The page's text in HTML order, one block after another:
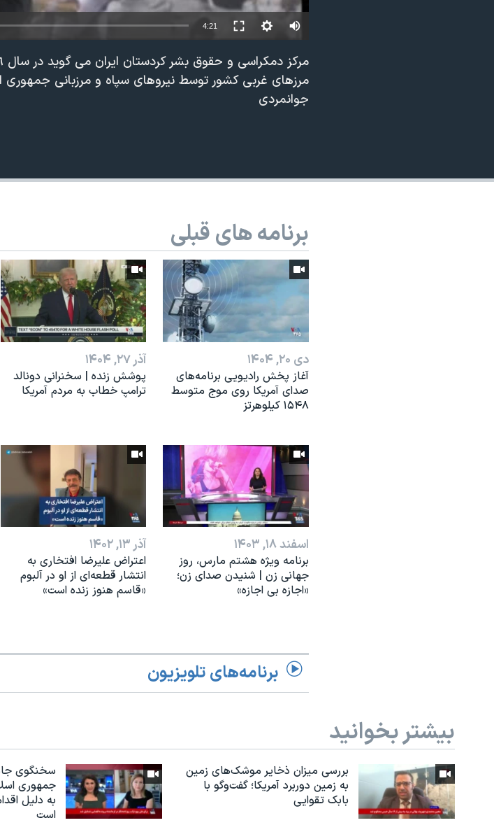
4:21
مرزهای غربی كشور توسط نيروهای سپاه و مرزبانی جمهوری
جوانمردی
برنامه های قبلی
دی ۲۰, ۱۴۰۴
آغاز پخش رادیویی برنامه‌های
صدای آمریکا روی موج متوسط
۱۵۴۸ کیلوهرتز
آذر ۲۷, ۱۴۰۴
پوشش زنده | سخنرانی دونالد
ترامپ خطاب به مردم آمریکا
اسفند ۱۸, ۱۴۰۳
برنامه ویژه هشتم مارس، روز
جهانی زن | شنیدن صدای زن؛
«اجازه بی اجازه»
آذر ۱۳, ۱۴۰۲
اعتراض علیرضا افتخاری به
انتشار قطعه‌ای از او در آلبوم
«قاسم هنوز زنده است»
برنامه‌های تلویزیون
بیشتر بخوانید
بررسی میزان ذخایر موشک‌های زمین
به زمین دوربرد آمریکا؛ گفت‌وگو با
بابک تقوایی
سخنگوی
جمهوری
به دلیل
است